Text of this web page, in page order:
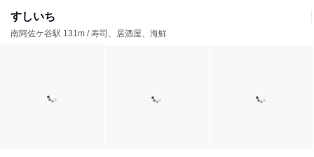
すしいち
南阿佐ケ谷駅 131m / 寿司、居酒屋、海鮮